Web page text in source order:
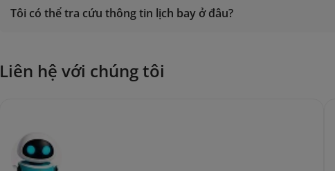
Tôi có thể tra cứu thông tin lịch bay ở đâu?
Liên hệ với chúng tôi